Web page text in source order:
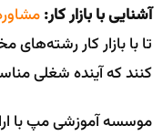
آشنایی با بازار کار:
تا با بازار کار
کنند که آینده شغلی
موسسه آموزشی مپ با